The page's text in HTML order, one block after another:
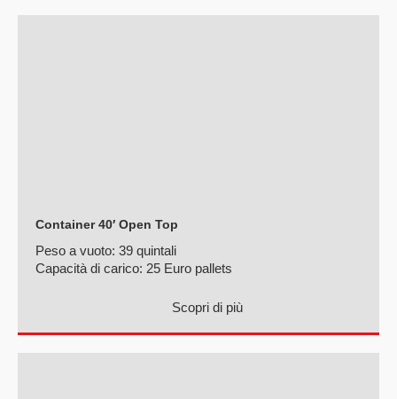
Container 40′ Open Top
Peso a vuoto: 39 quintali
Capacità di carico: 25 Euro pallets
Scopri di più